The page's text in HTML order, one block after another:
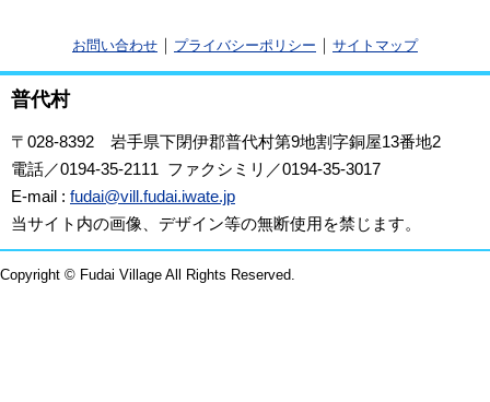
お問い合わせ プライバシーポリシー サイトマップ
普代村
〒028-8392 岩手県下閉伊郡普代村第9地割字銅屋13番地2
電話／0194-35-2111 ファクシミリ／0194-35-3017
E-mail : fudai@vill.fudai.iwate.jp
当サイト内の画像、デザイン等の無断使用を禁じます。
Copyright © Fudai Village All Rights Reserved.